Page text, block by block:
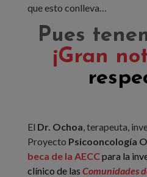
que esto conlleva…
Pues
¡Gran
El Dr. Ochoa, terapeuta,
Proyecto Psicooncología
beca de la AECCpara la
clínico de las Comunidades